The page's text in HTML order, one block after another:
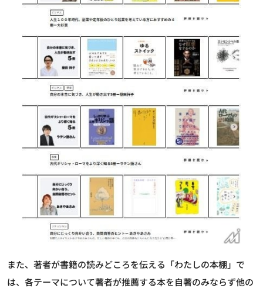
また、著者が書籍の読みどころを伝える「わたしの本棚」で
は、各テーマについて著者が推薦する本を自著のみならず他の